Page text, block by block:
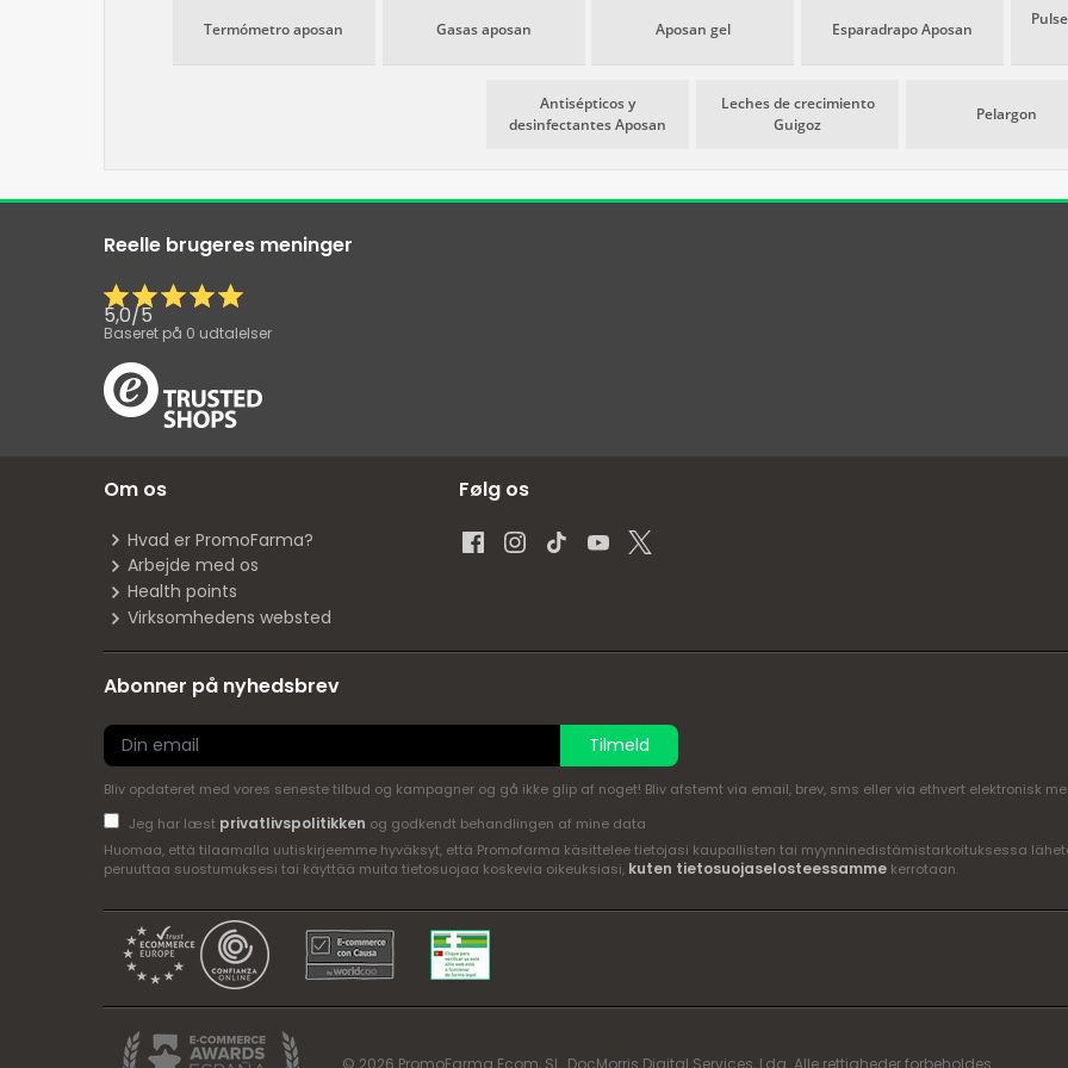
Termómetro aposan Gasas aposan Aposan gel Esparadrapo Aposan
Antisépticos y
desinfectantes Aposan
Leches de crecimiento
Guigoz
Pelargon
Reelle brugeres meninger
5,0/5
Baseret på 0 udtalelser
Om os
Hvad er PromoFarma?
Arbejde med os
Health points
Virksomhedens websted
Følg os
Abonner på nyhedsbrev
Tilmeld
Bliv opdateret med vores seneste tilbud og kampagner og gå ikke glip af noget! Bliv afstemt via email, brev, sms eller via ethvert elektronisk
Jeg har læst privatlivspolitikken og godkendt behandlingen af mine data
Huomaa, että tilaamalla uutiskirjeemme hyväksyt, että Promofarma käsittelee tietojasi kaupallisten tai myynninedistämistarkoituksessa
peruuttaa suostumuksesi tai käyttää muita tietosuojaa koskevia oikeuksiasi, kuten tietosuojaselosteessamme kerrotaan.